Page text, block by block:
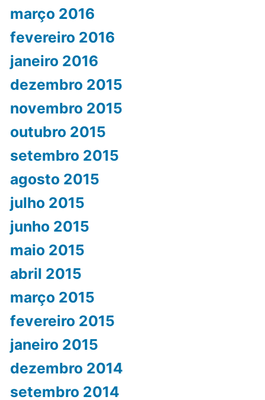
março 2016
fevereiro 2016
janeiro 2016
dezembro 2015
novembro 2015
outubro 2015
setembro 2015
agosto 2015
julho 2015
junho 2015
maio 2015
abril 2015
março 2015
fevereiro 2015
janeiro 2015
dezembro 2014
setembro 2014